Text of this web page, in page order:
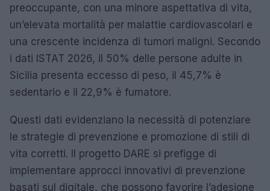
preoccupante, con una minore aspettativa di vita,
un’elevata mortalità per malattie cardiovascolari e
una crescente incidenza di tumori maligni. Secondo
i dati ISTAT 2026, il 50% delle persone adulte in
Sicilia presenta eccesso di peso, il 45,7% è
sedentario e il 22,9% è fumatore.
Questi dati evidenziano la necessità di potenziare
le strategie di prevenzione e promozione di stili di
vita corretti. Il progetto DARE si prefigge di
implementare approcci innovativi di prevenzione
basati sul digitale, che possono favorire l’adesione